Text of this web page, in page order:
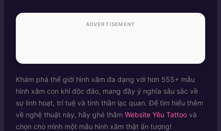
ADVERTISEMENT
Khám phá thế giới hình xăm đa dạng với hơn 555+ mẫu
hình xăm con khỉ độc đáo, mang đầy ý nghĩa sâu sắc về
sự linh hoạt, trí tuệ và tinh thần lạc quan. Để tìm hiểu thêm
về nghệ thuật này, hãy ghé thăm Website Yêu Tattoovà
chọn cho mình một mẫu hình xăm thật ấn tượng!